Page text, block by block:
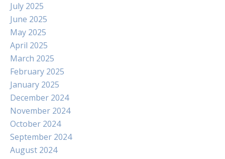
July 2025
June 2025
May 2025
April 2025
March 2025
February 2025
January 2025
December 2024
November 2024
October 2024
September 2024
August 2024